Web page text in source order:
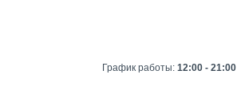
График работы:12:00 - 21:00